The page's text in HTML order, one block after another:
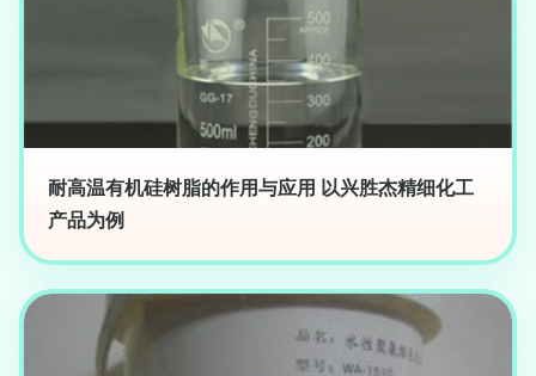
耐高温有机硅树脂的作用与应用 以兴胜杰精细化工
产品为例